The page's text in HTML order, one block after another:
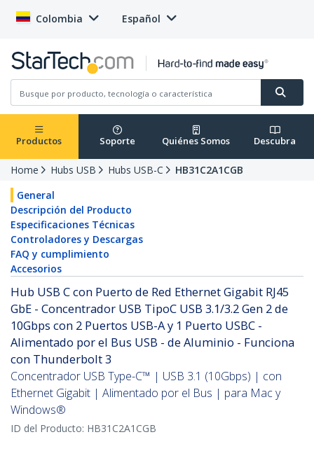
Colombia Español
Productos Soporte Quiénes Somos Descubra
Home Hubs USB Hubs USB-C
HB31C2A1CGB
General
Descripción del Producto
Especificaciones Técnicas
Controladores y Descargas
FAQ y cumplimiento
Accesorios
Hub USB C con Puerto de Red Ethernet Gigabit RJ45
GbE - Concentrador USB TipoC USB 3.1/3.2 Gen 2 de
10Gbps con 2 Puertos USB-A y 1 Puerto USBC -
Alimentado por el Bus USB - de Aluminio - Funciona
con Thunderbolt 3
Concentrador USB Type-C™ | USB 3.1 (10Gbps) | con
Ethernet Gigabit | Alimentado por el Bus | para Mac y
Windows®
ID del Producto: HB31C2A1CGB